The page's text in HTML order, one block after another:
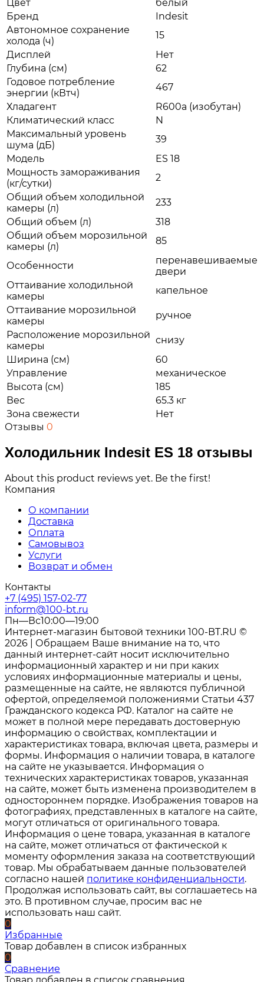
Цвет
белый
Бренд
Indesit
Автономное сохранение
холода (ч)
15
Дисплей
Нет
Глубина (см)
62
Годовое потребление
энергии (кВтч)
467
Хладагент
R600a (изобутан)
Климатический класс
N
Максимальный уровень
шума (дБ)
39
Модель
ES 18
Мощность замораживания
(кг/сутки)
2
Общий объем холодильной
камеры (л)
233
Общий объем (л)
318
Общий объем морозильной
камеры (л)
85
Особенности
перенавешиваемые
двери
Оттаивание холодильной
камеры
капельное
Оттаивание морозильной
камеры
ручное
Расположение морозильной
камеры
снизу
Ширина (см)
60
Управление
механическое
Высота (см)
185
Вес
65.3 кг
Зона свежести
Нет
Отзывы 0
Холодильник Indesit ES 18 отзывы
About this product reviews yet. Be the first!
Компания
О компании
Доставка
Оплата
Самовывоз
Услуги
Возврат и обмен
Контакты
+7 (495) 157-02-77
inform@100-bt.ru
Пн—Вс10:00—19:00
Интернет-магазин бытовой техники 100-BT.RU ©
2026 | Обращаем Ваше внимание на то, что
данный интернет-сайт носит исключительно
информационный характер и ни при каких
условиях информационные материалы и цены,
размещенные на сайте, не являются публичной
офертой, определяемой положениями Статьи 437
Гражданского кодекса РФ. Каталог на сайте не
может в полной мере передавать достоверную
информацию о свойствах, комплектации и
характеристиках товара, включая цвета, размеры и
формы. Информация о наличии товара, в каталоге
на сайте не указывается. Информация о
технических характеристиках товаров, указанная
на сайте, может быть изменена производителем в
одностороннем порядке. Изображения товаров на
фотографиях, представленных в каталоге на сайте,
могут отличаться от оригинального товара.
Информация о цене товара, указанная в каталоге
на сайте, может отличаться от фактической к
моменту оформления заказа на соответствующий
товар. Мы обрабатываем данные пользователей
согласно нашей политике конфиденциальности.
Продолжая использовать сайт, вы соглашаетесь на
это. В противном случае, просим вас не
использовать наш сайт.
0
Избранные
Товар добавлен в список избранных
0
Сравнение
Товар добавлен в список сравнения